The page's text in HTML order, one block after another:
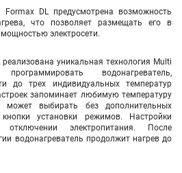
Formax DL предусмотрена возможность
что позволяет размещать его в
электросети.
уникальная технология Multi
водонагреватель,
до трех индивидуальных температур
запоминает любимую температуру
может выбирать без дополнительных
установки режимов. Настройки
электропитания. После
водонагреватель продолжит нагрев до